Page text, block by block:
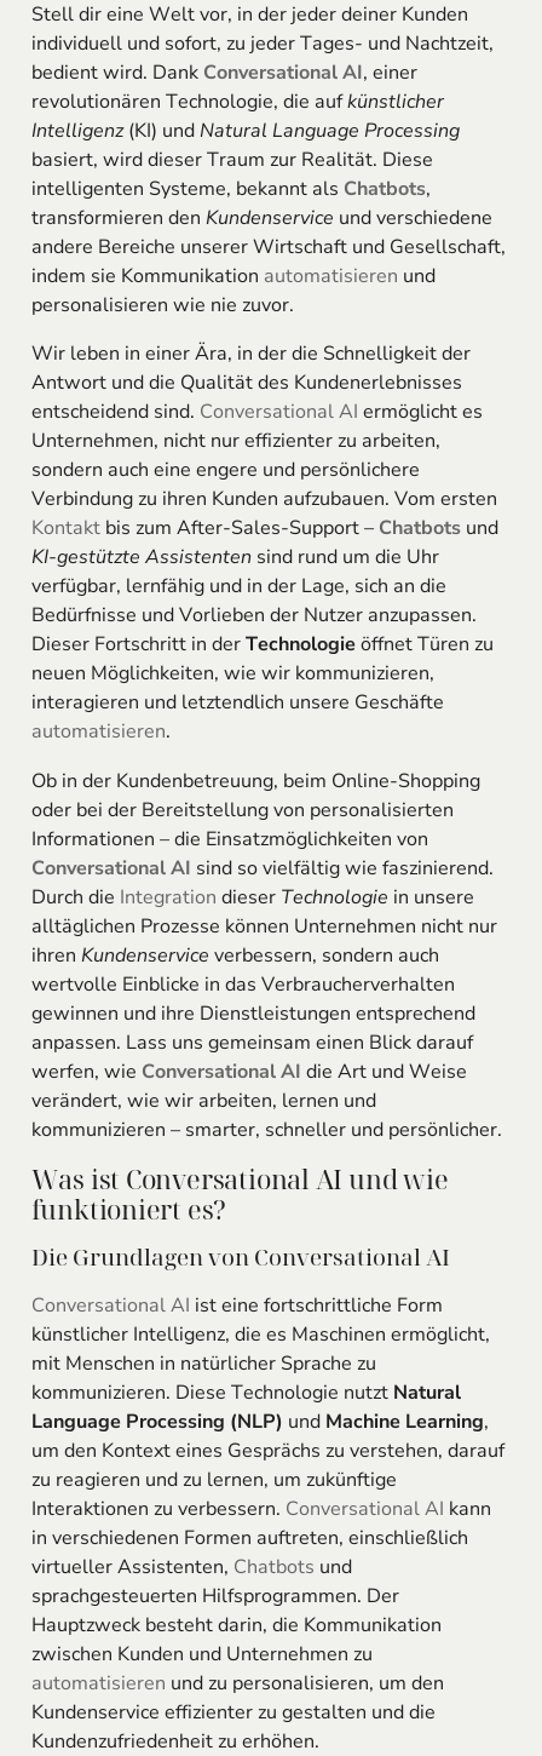
Stell dir eine Welt vor, in der jeder deiner Kunden
individuell und sofort, zu jeder Tages- und Nachtzeit,
bedient wird. Dank Conversational AI, einer
revolutionären Technologie, die aufkünstlicher
Intelligenz(KI) undNatural Language Processing
basiert, wird dieser Traum zur Realität. Diese
intelligenten Systeme, bekannt als Chatbots,
transformieren den Kundenservice und verschiedene
andere Bereiche unserer Wirtschaft und Gesellschaft,
indem sie Kommunikation automatisieren und
personalisieren wie nie zuvor.
Wir leben in einer Ära, in der die Schnelligkeit der
Antwort und die Qualität des Kundenerlebnisses
entscheidend sind. Conversational AI ermöglicht es
Unternehmen, nicht nur effizienter zu arbeiten,
sondern auch eine engere und persönlichere
Verbindung zu ihren Kunden aufzubauen. Vom ersten
Kontaktbis zum After-Sales-Support – Chatbotsund
KI-gestützte Assistentensind rund um die Uhr
verfügbar, lernfähig und in der Lage, sich an die
Bedürfnisse und Vorlieben der Nutzer anzupassen.
Dieser Fortschritt in derTechnologieöffnet Türen zu
neuen Möglichkeiten, wie wir kommunizieren,
interagieren und letztendlich unsere Geschäfte
automatisieren.
Ob in der Kundenbetreuung, beim Online-Shopping
oder bei der Bereitstellung von personalisierten
Informationen – die Einsatzmöglichkeiten von
Conversational AI sind so vielfältig wie faszinierend.
Durch die Integration dieser Technologie in unsere
alltäglichen Prozesse können Unternehmen nicht nur
ihren Kundenservice verbessern, sondern auch
wertvolle Einblicke in das Verbraucherverhalten
gewinnen und ihre Dienstleistungen entsprechend
anpassen. Lass uns gemeinsam einen Blick darauf
werfen, wie Conversational AI die Art und Weise
verändert, wie wir arbeiten, lernen und
kommunizieren – smarter, schneller und persönlicher.
Was ist Conversational AI und wie
funktioniert es?
Die Grundlagen von Conversational AI
Conversational AI ist eine fortschrittliche Form
künstlicher Intelligenz, die es Maschinen ermöglicht,
mit Menschen in natürlicher Sprache zu
kommunizieren. Diese Technologie nutzt Natural
Language Processing (NLP) und Machine Learning,
um den Kontext eines Gesprächs zu verstehen, darauf
zu reagieren und zu lernen, um zukünftige
Interaktionen zu verbessern. Conversational AI kann
in verschiedenen Formen auftreten, einschließlich
virtueller Assistenten, Chatbots und
sprachgesteuerten Hilfsprogrammen. Der
Hauptzweck besteht darin, die Kommunikation
zwischen Kunden und Unternehmen zu
automatisieren und zu personalisieren, um den
Kundenservice effizienter zu gestalten und die
Kundenzufriedenheit zu erhöhen.